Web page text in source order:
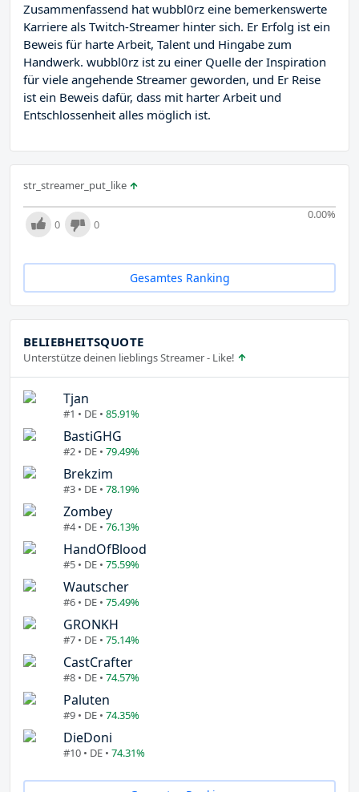
Zusammenfassend hat wubbl0rz eine bemerkenswerte
Karriere als Twitch-Streamer hinter sich. Er Erfolg ist ein
Beweis für harte Arbeit, Talent und Hingabe zum
Handwerk. wubbl0rz ist zu einer Quelle der Inspiration
für viele angehende Streamer geworden, und Er Reise
ist ein Beweis dafür, dass mit harter Arbeit und
Entschlossenheit alles möglich ist.
str_streamer_put_like
0.00%
0 0
Gesamtes Ranking
BELIEBHEITSQUOTE
Unterstütze deinen lieblings Streamer - Like!
Tjan
#1 • DE • 85.91%
BastiGHG
#2 • DE • 79.49%
Brekzim
#3 • DE • 78.19%
Zombey
#4 • DE • 76.13%
HandOfBlood
#5 • DE • 75.59%
Wautscher
#6 • DE • 75.49%
GRONKH
#7 • DE • 75.14%
CastCrafter
#8 • DE • 74.57%
Paluten
#9 • DE • 74.35%
DieDoni
#10 • DE • 74.31%